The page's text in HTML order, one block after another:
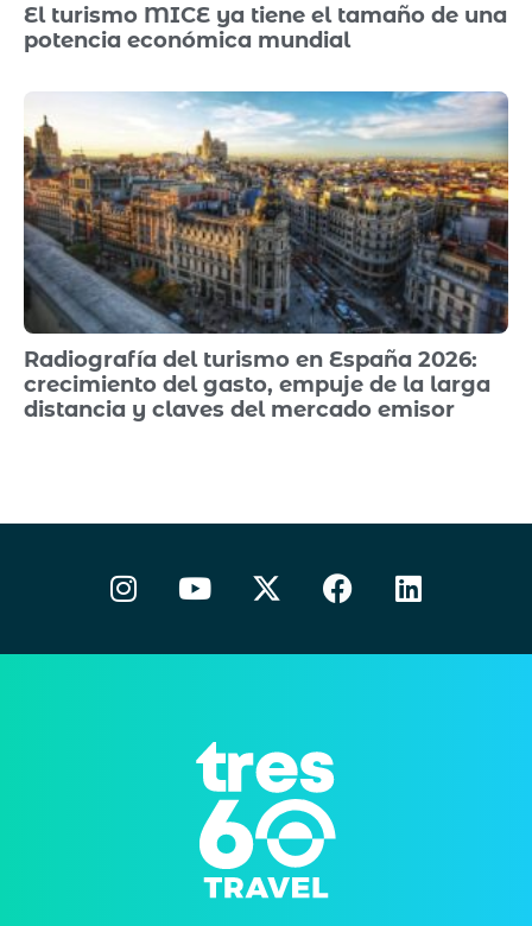
El turismo MICE ya tiene el tamaño de una
potencia económica mundial
Radiografía del turismo en España 2026:
crecimiento del gasto, empuje de la larga
distancia y claves del mercado emisor